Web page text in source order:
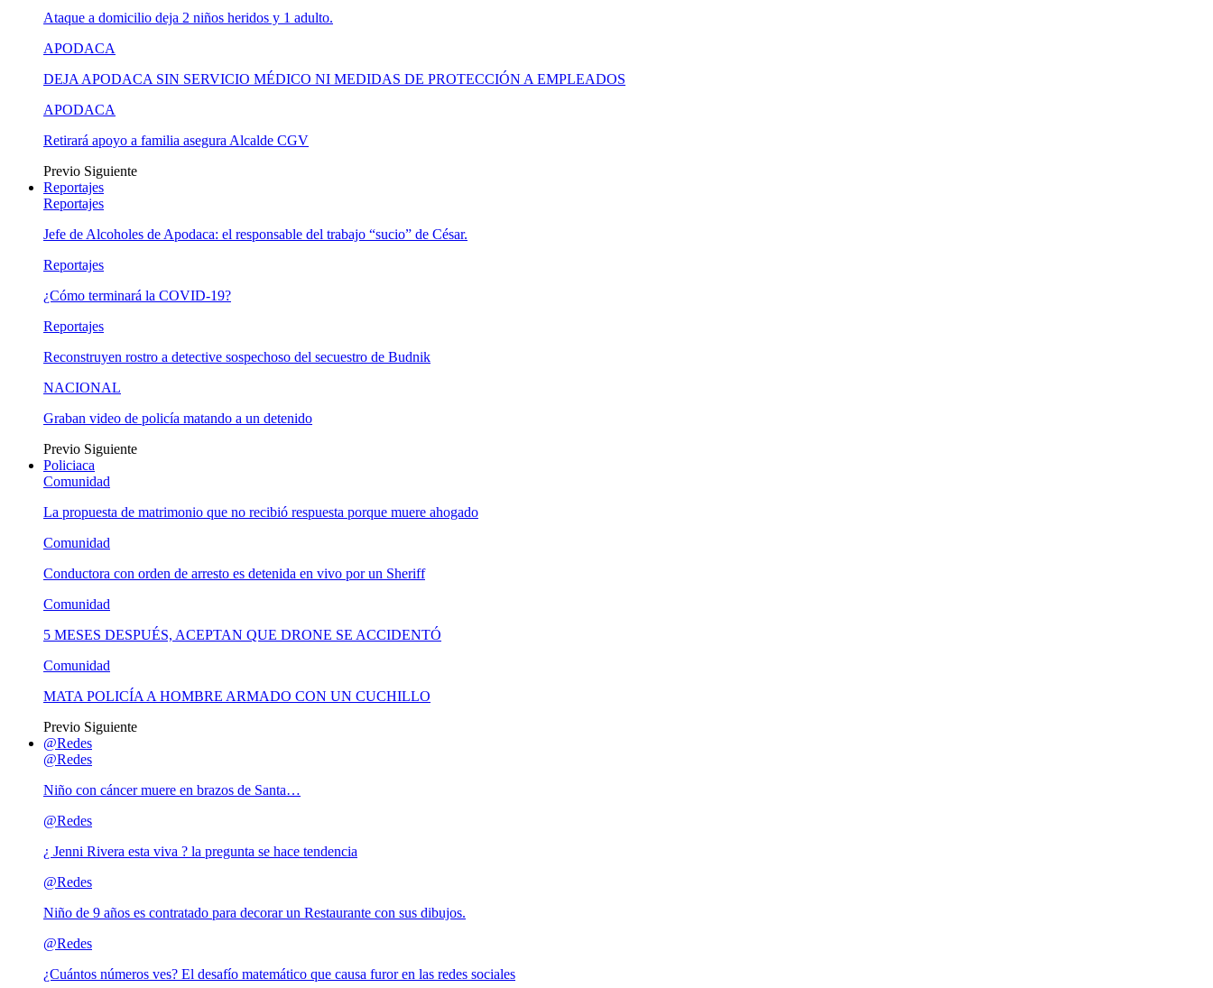
Ataque a domicilio deja 2 niños heridos y 1 adulto.
APODACA
DEJA APODACA SIN SERVICIO MÉDICO NI MEDIDAS DE PROTECCIÓN A EMPLEADOS
APODACA
Retirará apoyo a familia asegura Alcalde CGV
Previo Siguiente
Reportajes
Reportajes
Jefe de Alcoholes de Apodaca: el responsable del trabajo “sucio” de César.
Reportajes
¿Cómo terminará la COVID-19?
Reportajes
Reconstruyen rostro a detective sospechoso del secuestro de Budnik
NACIONAL
Graban video de policía matando a un detenido
Previo Siguiente
Policiaca
Comunidad
La propuesta de matrimonio que no recibió respuesta porque muere ahogado
Comunidad
Conductora con orden de arresto es detenida en vivo por un Sheriff
Comunidad
5 MESES DESPUÉS, ACEPTAN QUE DRONE SE ACCIDENTÓ
Comunidad
MATA POLICÍA A HOMBRE ARMADO CON UN CUCHILLO
Previo Siguiente
@Redes
@Redes
Niño con cáncer muere en brazos de Santa…
@Redes
¿ Jenni Rivera esta viva ? la pregunta se hace tendencia
@Redes
Niño de 9 años es contratado para decorar un Restaurante con sus dibujos.
@Redes
¿Cuántos números ves? El desafío matemático que causa furor en las redes sociales